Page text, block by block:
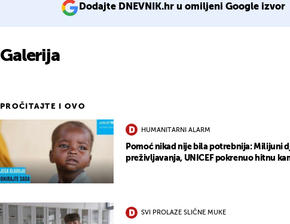
Dodajte DNEVNIK.hr u omiljeni Google izvor
Galerija
PROČITAJTE I OVO
HUMANITARNI ALARM
Pomoć nikad nije bila potrebnija: Milijuni
preživljavanja, UNICEF pokrenuo hitnu
SVI PROLAZE SLIČNE MUKE